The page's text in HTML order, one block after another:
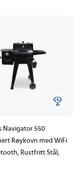
Navigator 550
Røykovn med WiFi
Rustfritt Stål,